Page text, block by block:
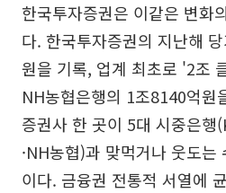
한국투자증권은 이같은 변화
다. 한국투자증권의 지난해
원을 기록, 업계 최초로 '2조
NH농협은행의 1조8140억원
증권사 한 곳이 5대 시중은행
·NH농협)과 맞먹거나 웃도는
이다. 금융권 전통적 서열에